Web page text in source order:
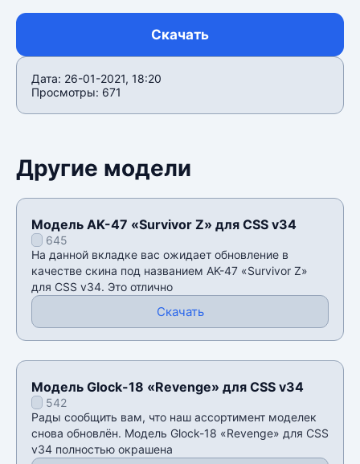
Скачать
Дата: 26-01-2021, 18:20
Просмотры: 671
Другие модели
Модель AK-47 «Survivor Z» для CSS v34
645
На данной вкладке вас ожидает обновление в
качестве скина под названием AK-47 «Survivor Z»
для CSS v34. Это отлично
Скачать
Модель Glock-18 «Revenge» для CSS v34
542
Рады сообщить вам, что наш ассортимент моделек
снова обновлён. Модель Glock-18 «Revenge» для CSS
v34 полностью окрашена